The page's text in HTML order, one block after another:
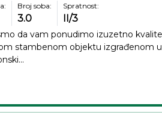
Broj soba:
3.0
Spratnost:
II/3
da vam ponudimo izuzetno
stambenom objektu izgrađenom